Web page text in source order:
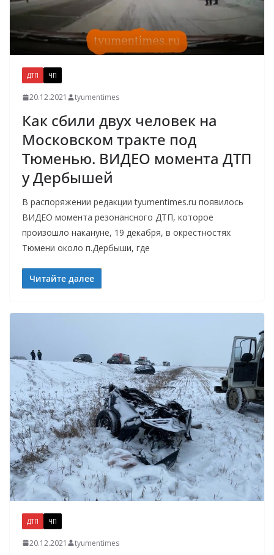
ДТП ЧП
20.12.2021 tyumentimes
Как сбили двух человек на
Московском тракте под
Тюменью. ВИДЕО момента ДТП
у Дербышей
В распоряжении редакции tyumentimes.ru появилось
ВИДЕО момента резонансного ДТП, которое
произошло накануне, 19 декабря, в окрестностях
Тюмени около п.Дербыши, где
Читайте далее
ДТП ЧП
20.12.2021 tyumentimes